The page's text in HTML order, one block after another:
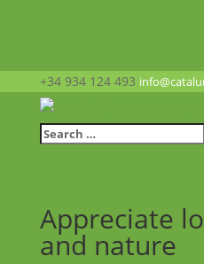
+34 934 124 493
Appreciate
and nature